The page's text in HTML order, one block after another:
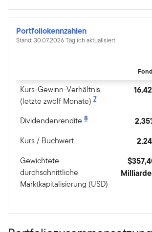
Portfoliokennzahlen
Stand: 30.07.2026 Täglich aktualisiert
Kurs-Gewinn-Verhältnis
(letzte zwölf Monate) 7
Dividendenrendite 8
Kurs / Buchwert
Gewichtete
durchschnittliche
Marktkapitalisierung (USD)